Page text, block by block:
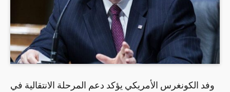
وفد الكونغرس الأمريكي يؤكد دعم المرحلة الانتقالية في